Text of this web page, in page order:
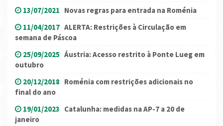
13/07/2021 Novas regras para entrada na Roménia
11/04/2017 ALERTA: Restrições à Circulação em
semana de Páscoa
25/09/2025 Áustria: Acesso restrito à Ponte Lueg em
outubro
20/12/2018 Roménia com restrições adicionais no
final do ano
19/01/2023 Catalunha: medidas na AP-7 a 20 de
janeiro